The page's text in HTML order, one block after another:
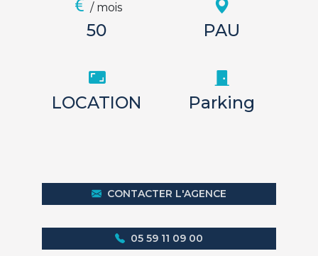
/ mois
50 PAU
LOCATION Parking
CONTACTER L'AGENCE
05 59 11 09 00